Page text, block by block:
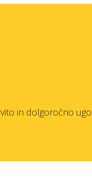
in dolgoročno